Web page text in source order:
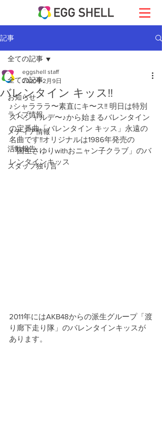
記事
全ての記事
お知らせ
ライブ情報
メディア情報
活動報告
スタッフ独り言
全ての記事
バレンタイン キッス!!
eggshell staff
2020年2月9日
♪シャラララ〜素直にキ〜ス!! 明日は特別
スペシャルデ〜♪から始まるバレンタイン
の定番曲「バレンタイン キッス」永遠の
名曲です!!オリジナルは1986年発売の
「国生さゆりwithおニャン子クラブ」のバ
レンタインキッス
2011年にはAKB48からの派生グループ「渡
り廊下走り隊」のバレンタインキッスが
あります。